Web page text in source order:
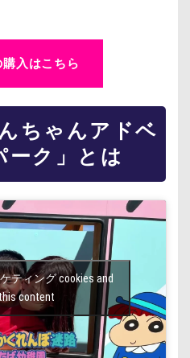
入はこちら
ちゃんアドベ
ーク」とは
ティング cookies and
content